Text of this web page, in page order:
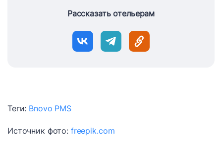
Рассказать отельерам
Теги: Bnovo PMS
Источник фото: freepik.com